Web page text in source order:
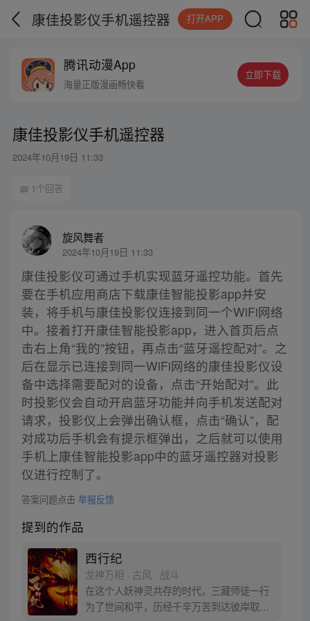
康佳投影仪手机遥控器 打开APP
腾讯动漫App
海量正版漫画畅快看
立即下载
康佳投影仪手机遥控器
2024年10月19日 11:33
1个回答
旋风舞者
2024年10月19日 11:33
康佳投影仪可通过手机实现蓝牙遥控功能。首先
要在手机应用商店下载康佳智能投影app并安
装，将手机与康佳投影仪连接到同一个WiFi网络
中。接着打开康佳智能投影app，进入首页后点
击右上角“我的”按钮，再点击“蓝牙遥控配对”。之
后在显示已连接到同一WiFi网络的康佳投影仪设
备中选择需要配对的设备，点击“开始配对”。此
时投影仪会自动开启蓝牙功能并向手机发送配对
请求，投影仪上会弹出确认框，点击“确认”，配
对成功后手机会有提示框弹出，之后就可以使用
手机上康佳智能投影app中的蓝牙遥控器对投影
仪进行控制了。
答案问题点击 举报反馈
提到的作品
西行纪
龙神万相 · 古风 · 战斗
在这个人妖神灵共存的时代，三藏师徒一行
为了世间和平，历经千辛万苦到达彼岸取